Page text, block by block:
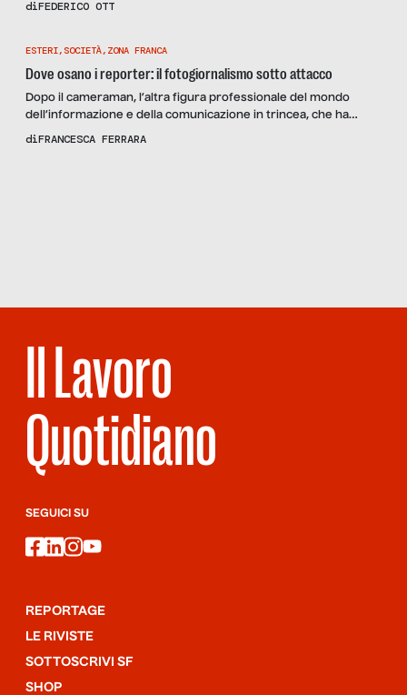
laureato in Ingegneria Civile, a Roma, aveva una carriera già
definita: rilevare l’attività paterna. Ma le cose […]
diFEDERICO OTT
ESTERI, SOCIETÀ, ZONA FRANCA
Dove osano i reporter: il fotogiornalismo sotto attacco
Dopo il cameraman, l’altra figura professionale del mondo
dell’informazione e della comunicazione in trincea, che ha
combattuto con le problematiche dovute alla pandemia da
diFRANCESCA FERRARA
Il Lavoro
Quotidiano
SEGUICI SU
facebook
linkedin
instagram
youtube
REPORTAGE
LE RIVISTE
SOTTOSCRIVI SF
SHOP